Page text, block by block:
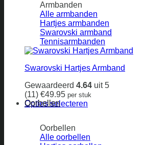
Armbanden
Alle armbanden
Hartjes armbanden
Swarovski armband
Tennisarmbanden
Swarovski Hartjes Armband
Gewaardeerd 4.64 uit 5
(11) €49.95 per stuk
Opties selecteren
heeft
meerdere
Oorbellen
Oorbellen
Alle oorbellen